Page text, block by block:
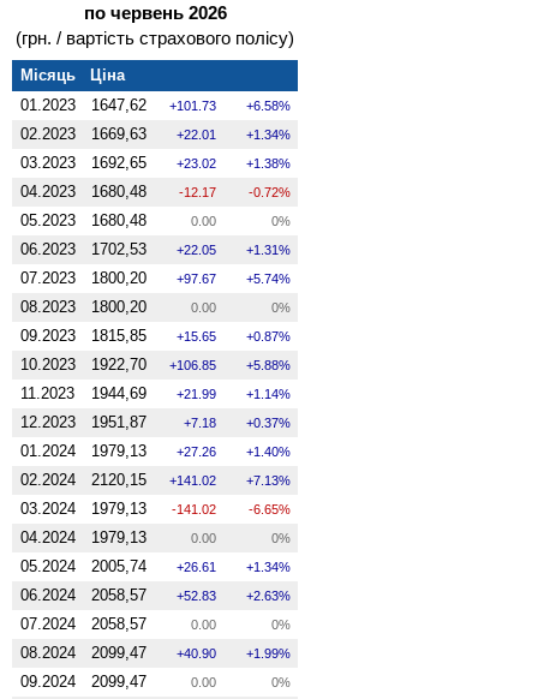
по червень 2026
(грн. / вартість страхового полісу)
Місяць
Ціна
01.2023
1647,62 101.73 6.58%
02.2023 1669,63 22.01 1.34%
03.2023 1692,65 23.02 1.38%
04.2023 1680,48 -12.17 -0.72%
05.2023 1680,48 0.00 0%
06.2023 1702,53 22.05 1.31%
07.2023 1800,20 97.67 5.74%
08.2023 1800,20 0.00 0%
09.2023 1815,85 15.65 0.87%
10.2023 1922,70 106.85 5.88%
11.2023 1944,69 21.99 1.14%
12.2023 1951,87 7.18 0.37%
01.2024 1979,13 27.26 1.40%
02.2024 2120,15 141.02 7.13%
03.2024 1979,13 -141.02 -6.65%
04.2024 1979,13 0.00 0%
05.2024 2005,74 26.61 1.34%
06.2024 2058,57 52.83 2.63%
07.2024 2058,57 0.00 0%
08.2024 2099,47 40.90 1.99%
09.2024 2099,47 0.00 0%